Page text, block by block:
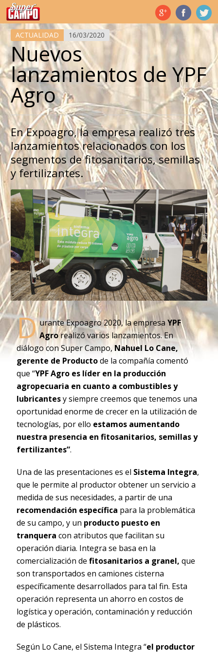
Temas de hoy
ACTUALIDAD 16/03/2020
Nuevos
lanzamientos de YPF
Agro
En Expoagro, la empresa realizó tres
lanzamientos relacionados con los
segmentos de fitosanitarios, semillas
y fertilizantes.
D urante Expoagro 2020, la empresa YPF
Agrorealizó varios lanzamientos. En
diálogo con Super Campo,Nahuel Lo Cane,
gerente de Productode la compañía comentó
que “YPF Agro es líder en la producción
agropecuaria en cuanto a combustibles y
lubricantesy siempre creemos que tenemos una
oportunidad enorme de crecer en la utilización de
tecnologías, por ello estamos aumentando
nuestra presencia en fitosanitarios, semillas y
fertilizantes”.
Una de las presentaciones es el Sistema Integra,
que le permite al productor obtener un servicio a
medida de sus necesidades, a partir de una
recomendación específica para la problemática
de su campo, y un producto puesto en
tranquera con atributos que facilitan su
operación diaria. Integra se basa en la
comercialización de fitosanitarios a granel, que
son transportados en camiones cisterna
específicamente desarrollados para tal fin. Esta
operación representa un ahorro en costos de
logística y operación, contaminación y reducción
de plásticos.
Según Lo Cane, el Sistema Integra “el productor